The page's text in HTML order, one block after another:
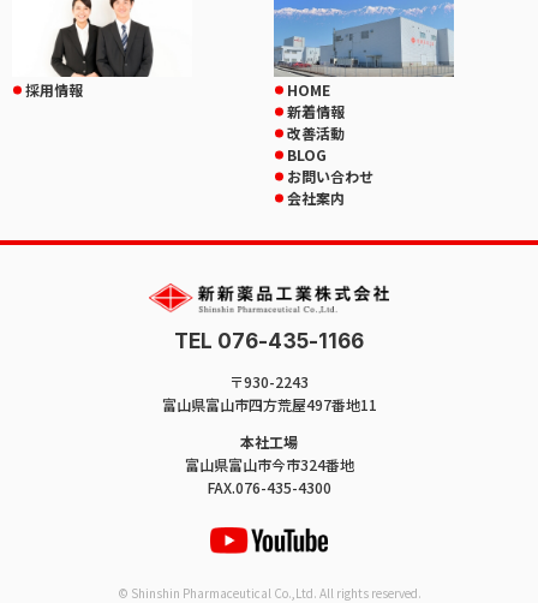
採用情報
HOME
新着情報
改善活動
BLOG
お問い合わせ
会社案内
TEL 076-435-1166
〒930-2243
富山県富山市四方荒屋497番地11
本社工場
富山県富山市今市324番地
FAX.076-435-4300
© Shinshin Pharmaceutical Co.,Ltd. All rights reserved.